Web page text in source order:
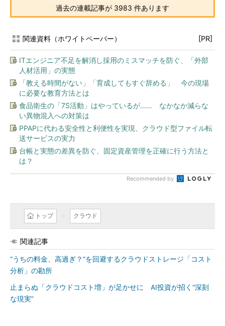
過去の連載記事が 3983 件あります
関連資料（ホワイトペーパー） [PR]
ITエンジニア不足を解消し採用のミスマッチを防ぐ、「外部
人材活用」の実態
「教える時間がない」「育成してもすぐ辞める」 今の現場
に必要な教育方法とは
食品衛生の「7S活動」はやっているが…… なかなか減らな
い異物混入への対策は
PPAPに代わる安全性と利便性を実現、クラウド型ファイル転
送サービスの実力
台帳と実態の差異を防ぐ、固定資産管理を正確に行う方法と
は？
Recommended by
トップ クラウド
関連記事
“うちの料金、高過ぎ？”を回避するクラウドストレージ「コスト
分析」の勘所
止まらぬ「クラウドコスト増」が足かせに AI投資が招く“深刻
な現実”